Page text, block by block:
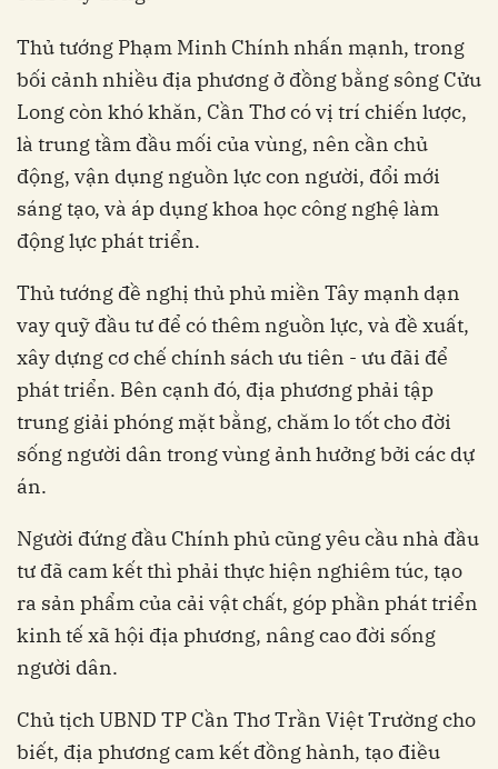
Thủ tướng Phạm Minh Chính nhấn mạnh, trong
bối cảnh nhiều địa phương ở đồng bằng sông Cửu
Long còn khó khăn, Cần Thơ có vị trí chiến lược,
là trung tầm đầu mối của vùng, nên cần chủ
động, vận dụng nguồn lực con người, đổi mới
sáng tạo, và áp dụng khoa học công nghệ làm
động lực phát triển.
Thủ tướng đề nghị thủ phủ miền Tây mạnh dạn
vay quỹ đầu tư để có thêm nguồn lực, và đề xuất,
xây dựng cơ chế chính sách ưu tiên - ưu đãi để
phát triển. Bên cạnh đó, địa phương phải tập
trung giải phóng mặt bằng, chăm lo tốt cho đời
sống người dân trong vùng ảnh hưởng bởi các dự
án.
Người đứng đầu Chính phủ cũng yêu cầu nhà đầu
tư đã cam kết thì phải thực hiện nghiêm túc, tạo
ra sản phẩm của cải vật chất, góp phần phát triển
kinh tế xã hội địa phương, nâng cao đời sống
người dân.
Chủ tịch UBND TP Cần Thơ Trần Việt Trường cho
biết, địa phương cam kết đồng hành, tạo điều